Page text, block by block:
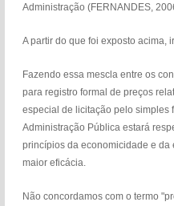
Administração (FERNANDES,
A partir do que foi exposto acima,
Fazendo essa mescla entre os
para registro formal de preços
especial de licitação pelo simples
Administração Pública estará
princípios da economicidade e da
maior eficácia.
Não concordamos com o termo